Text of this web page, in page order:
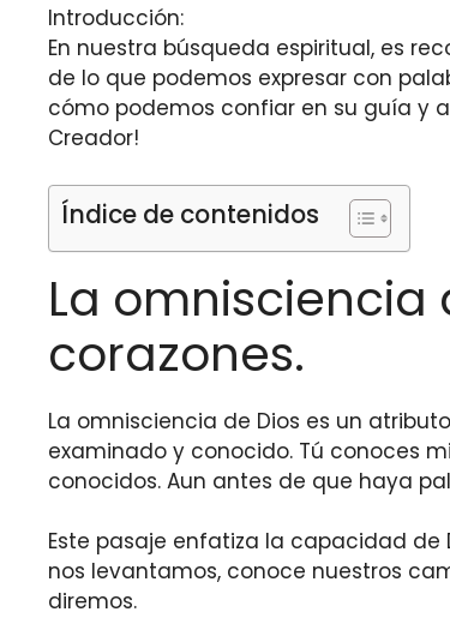
Introducción:
En nuestra búsqueda espiritual, es
de lo que podemos expresar con
cómo podemos confiar en su guía y
Creador!
Índice de contenidos
La omnisciencia
corazones.
La omnisciencia de Dios es un
examinado y conocido. Tú conoces
conocidos. Aun antes de que haya
Este pasaje enfatiza la capacidad
nos levantamos, conoce nuestros
diremos.